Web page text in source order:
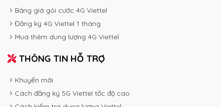
Bảng giá gói cước 4G Viettel
Đăng ký 4G Viettel 1 tháng
Mua thêm dung lượng 4G Viettel
THÔNG TIN HỖ TRỢ
Khuyến mãi
Cách đăng ký 5G Viettel tốc độ cao